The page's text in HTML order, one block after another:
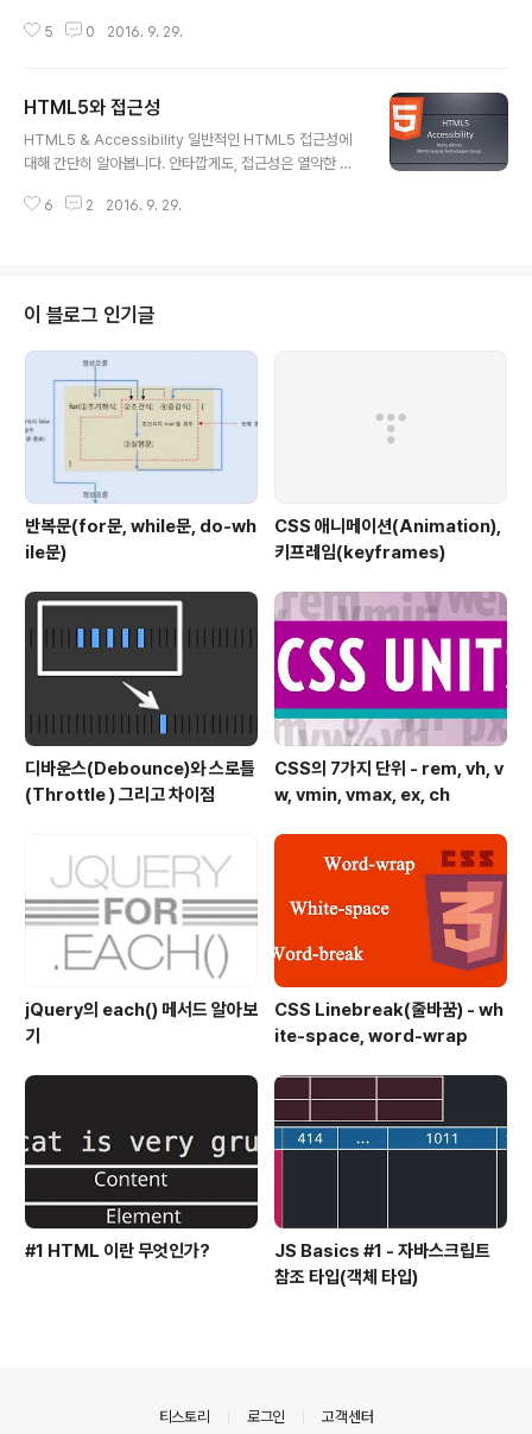
↓)”로 해당 영역을 다음과 같이 지정할 수 있습니다. html
해 알아봅니다 먼저, 새로운 요소를 지원하지 않는 브라우
인식하지 못하는 요소와 속성들을 익명의 인라인 요소로
취급하고, 그러나 그 익명의 요소들에 스타일을 줄 수 있도
록 허용하며 적절하게 처리해 왔습니다. 모든 브라우저들
예를 들어, 파이어폭스의 목록은 nsElementTable.cpp
5 0 2016. 9. 29.
HTML5와 접근성
HTML5 & Accessibility 일반적인 HTML5 접근성에
대해 간단히 알아봅니다. 안타깝게도, 접근성은 열악한 지
지는 격정적인 정책들 속에서 화제로 떠오르곤 합니다. 하
원칙은 미디어의 독립과 능력에 구애받지 않는 모든 사람
들에 의한 접근을 언급하고 있습니다. 미디어 독립이라는
의미는 HTML5의 기능들이 시각적인 브라우저에서 뿐만
아니라, 다양한 플래폼에서도 작동이 되어야 한다 라는 뜻
입니다. 그러나, 모든 사람들에 의한 접근은 HTML5가 어
떻게..
6 2 2016. 9. 29.
이 블로그 인기글
반복문(for문, while문, do-wh
ile문)
CSS 애니메이션(Animation),
키프레임(keyframes)
디바운스(Debounce)와 스로틀
(Throttle ) 그리고 차이점
CSS의 7가지 단위 - rem, vh, v
w, vmin, vmax, ex, ch
jQuery의 each() 메서드 알아보
기
CSS Linebreak(줄바꿈) - wh
ite-space, word-wrap
#1 HTML 이란 무엇인가?
JS Basics #1 - 자바스크립트
참조 타입(객체 타입)
티스토리 로그인 고객센터